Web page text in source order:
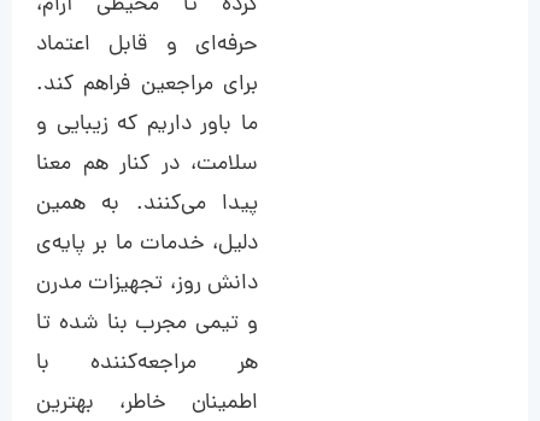
حرفه‌ای و قابل اعتماد
برای مراجعین فراهم کند.
ما باور داریم که زیبایی و
سلامت، در کنار هم معنا
پیدا می‌کنند. به همین
دلیل، خدمات ما بر پایه‌ی
دانش روز، تجهیزات مدرن
و تیمی مجرب بنا شده تا
هر مراجعه‌کننده با
اطمینان خاطر، بهترین